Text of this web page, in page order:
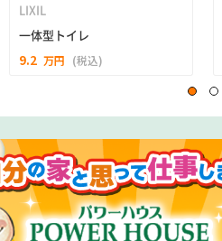
LIXIL
一体型トイレ
9.2 万円 (税込)